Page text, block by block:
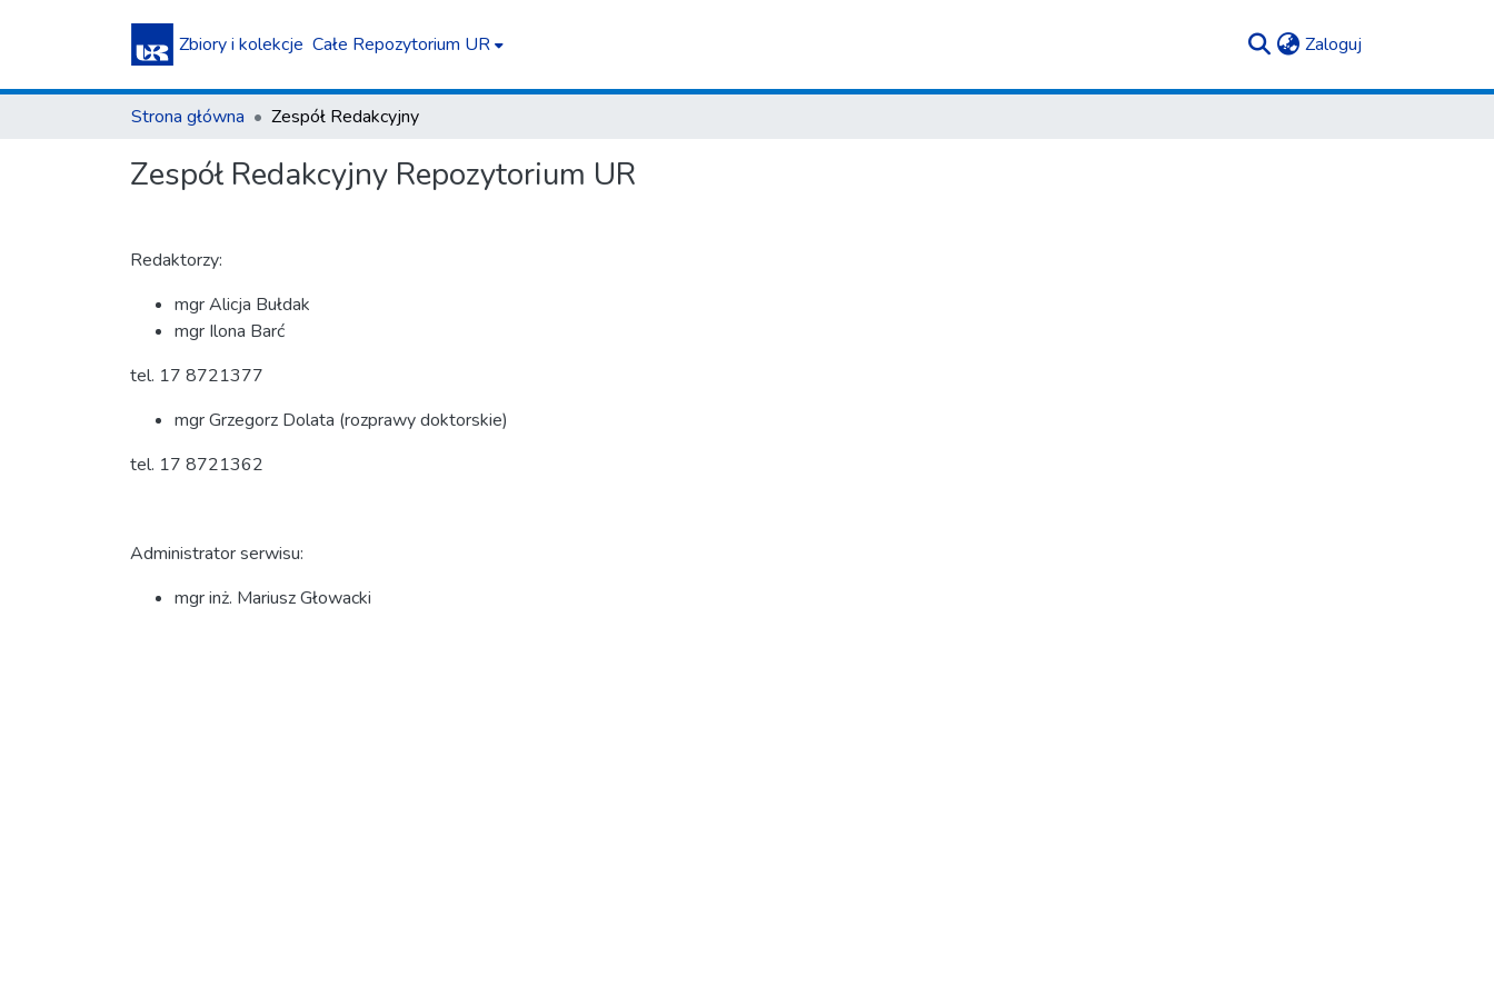
Zbiory i kolekcje Całe Repozytorium UR Zaloguj
Strona główna Zespół Redakcyjny
Zespół Redakcyjny Repozytorium UR
Redaktorzy:
mgr Alicja Bułdak
mgr Ilona Barć
tel. 17 8721377
mgr Grzegorz Dolata (rozprawy doktorskie)
tel. 17 8721362
Administrator serwisu:
mgr inż. Mariusz Głowacki